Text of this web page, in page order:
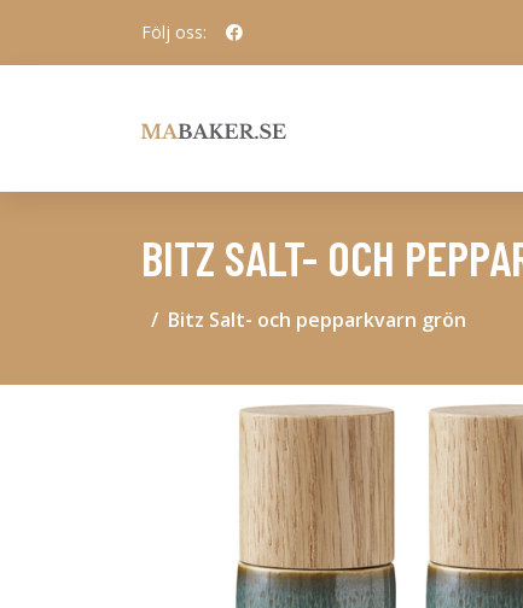
Följ oss:
BITZ SALT- OCH
Bitz Salt- och pepparkvarn grön